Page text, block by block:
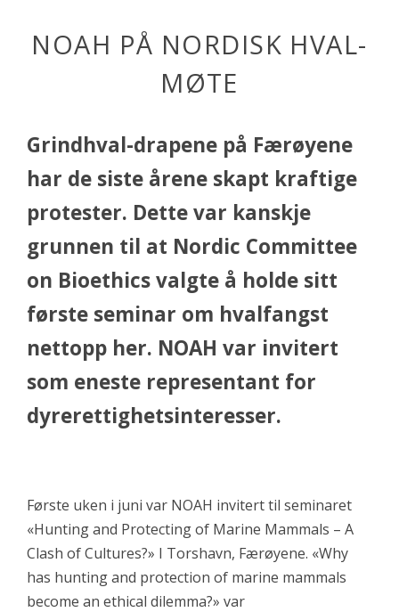
NOAH PÅ NORDISK HVAL-
MØTE
Grindhval-drapene på Færøyene
har de siste årene skapt kraftige
protester. Dette var kanskje
grunnen til at Nordic Committee
on Bioethics valgte å holde sitt
første seminar om hvalfangst
nettopp her. NOAH var invitert
som eneste representant for
dyrerettighetsinteresser.
Første uken i juni var NOAH invitert til seminaret
«Hunting and Protecting of Marine Mammals – A
Clash of Cultures?» I Torshavn, Færøyene. «Why
has hunting and protection of marine mammals
become an ethical dilemma?» var